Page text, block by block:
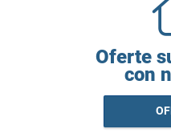
Oferte
con